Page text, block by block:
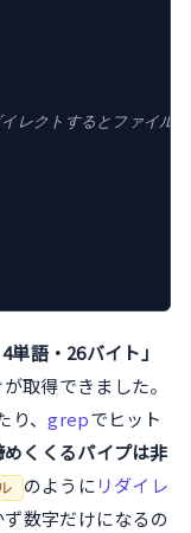
クトするとファイル
4単語・26バイト」
取得できました。
り、grepでヒット
めくくるパイプは非
のようにリダイレ
数字だけになるの